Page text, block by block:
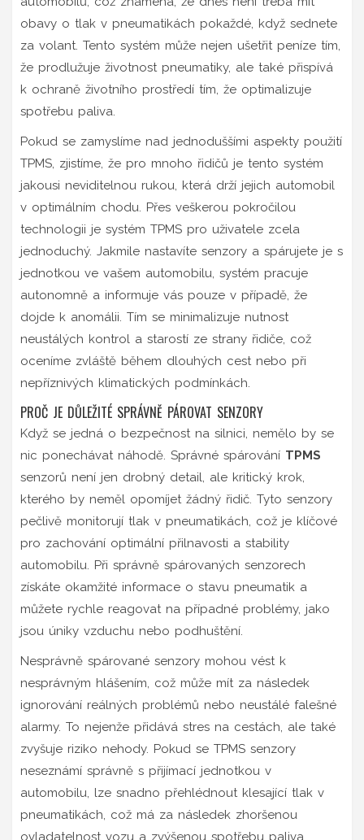
obavy o tlak v pneumatikách pokaždé, když sednete
za volant. Tento systém může nejen ušetřit peníze tím,
že prodlužuje životnost pneumatiky, ale také přispívá
k ochraně životního prostředí tím, že optimalizuje
spotřebu paliva.
Pokud se zamyslíme nad jednoduššími aspekty použití
TPMS, zjistíme, že pro mnoho řidičů je tento systém
jakousi neviditelnou rukou, která drží jejich automobil
v optimálním chodu. Přes veškerou pokročilou
technologii je systém TPMS pro uživatele zcela
jednoduchý. Jakmile nastavíte senzory a spárujete je s
jednotkou ve vašem automobilu, systém pracuje
autonomně a informuje vás pouze v případě, že
dojde k anomálii. Tím se minimalizuje nutnost
neustálých kontrol a starostí ze strany řidiče, což
oceníme zvláště během dlouhých cest nebo při
nepříznivých klimatických podmínkách.
PROČ JE DŮLEŽITÉ SPRÁVNĚ PÁROVAT SENZORY
Když se jedná o bezpečnost na silnici, nemělo by se
nic ponechávat náhodě. Správné spárování TPMS
senzorů není jen drobný detail, ale kritický krok,
kterého by neměl opomíjet žádný řidič. Tyto senzory
pečlivě monitorují tlak v pneumatikách, což je klíčové
pro zachování optimální přilnavosti a stability
automobilu. Při správně spárovaných senzorech
získáte okamžité informace o stavu pneumatik a
můžete rychle reagovat na případné problémy, jako
jsou úniky vzduchu nebo podhuštění.
Nesprávně spárované senzory mohou vést k
nesprávným hlášením, což může mít za následek
ignorování reálných problémů nebo neustálé falešné
alarmy. To nejenže přidává stres na cestách, ale také
zvyšuje riziko nehody. Pokud se TPMS senzory
neseznámí správně s přijímací jednotkou v
automobilu, lze snadno přehlédnout klesající tlak v
pneumatikách, což má za následek zhoršenou
ovladatelnost vozu a zvýšenou spotřebu paliva.